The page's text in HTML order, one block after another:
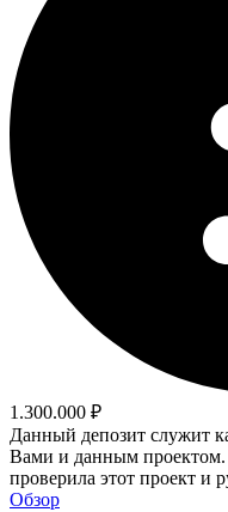
1.300.000 ₽
Данный депозит служит
Вами и данным проектом.
проверила этот проект и
Обзор